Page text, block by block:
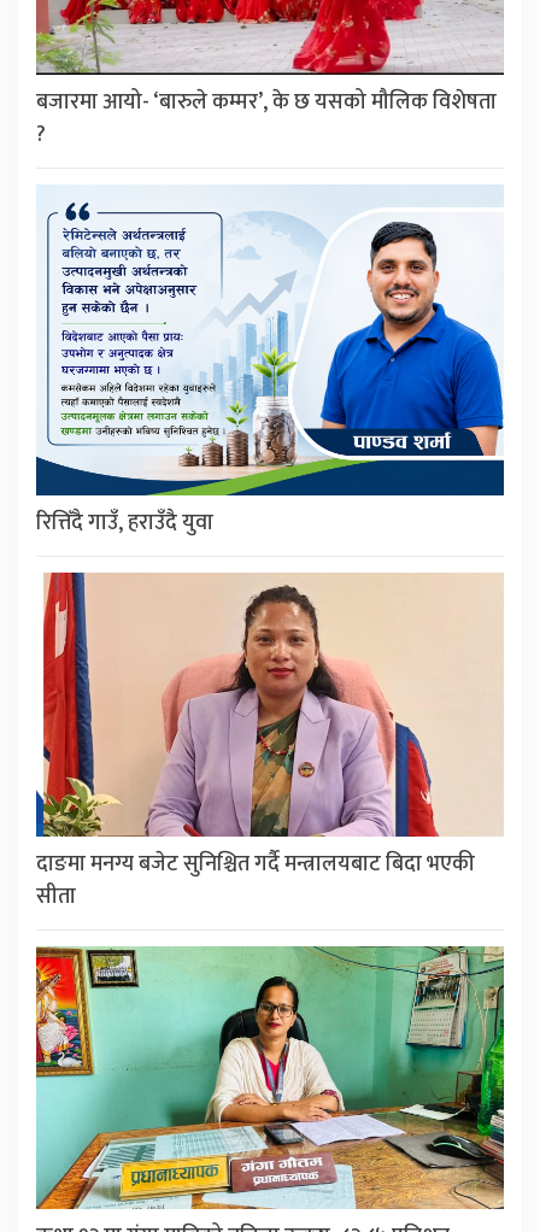
बजारमा आयो- ‘बारुले कम्मर’, के छ यसको मौलिक विशेषता
?
रित्तिँदै गाउँ, हराउँदै युवा
दाङमा मनग्य बजेट सुनिश्चित गर्दै मन्त्रालयबाट बिदा भएकी
सीता